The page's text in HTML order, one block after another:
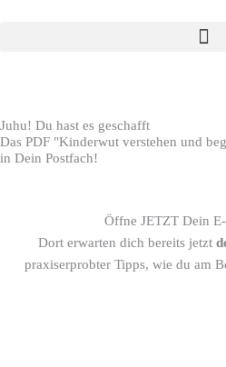
Juhu! Du hast es geschafft​
Das PDF "Kinderwut verstehen und
in Dein Postfach!
Öffne JETZT Dein
Dort erwarten dich bereits jetzt
praxiserprobter Tipps, wie du am